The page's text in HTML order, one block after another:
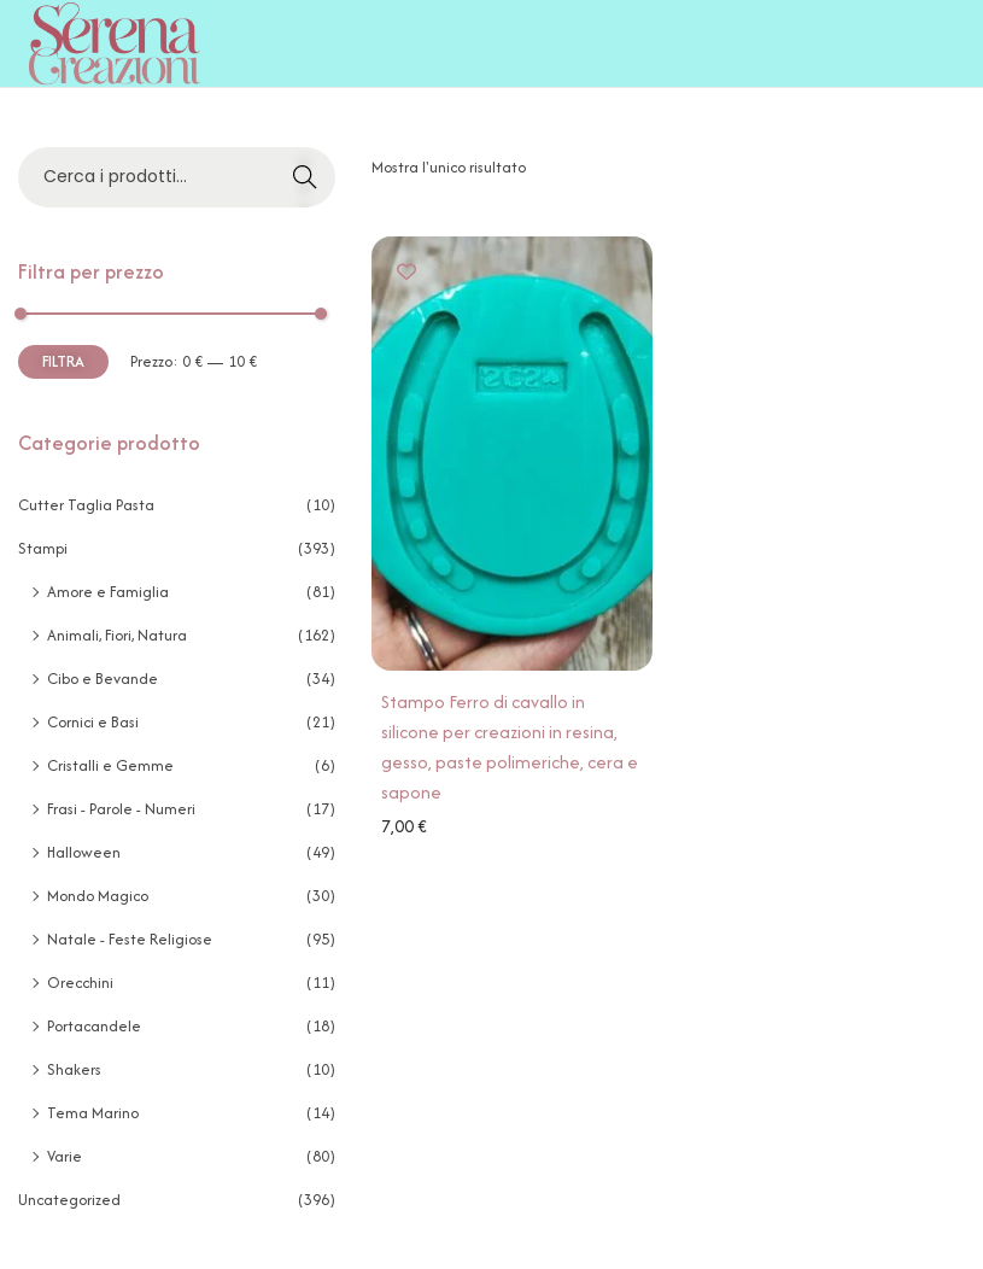
Mostra l'unico risultato
Stampo Ferro di cavallo in
silicone per creazioni in resina,
gesso, paste polimeriche, cera e
sapone
7,00€
C
E
R
Filtra per prezzo
FILTRA Prezzo: 0 € — 10 €
Categorie prodotto
Cutter Taglia Pasta
(10)
Stampi
(393)
Amore e Famiglia
(81)
Animali, Fiori, Natura
(162)
Cibo e Bevande
(34)
Cornici e Basi
(21)
Cristalli e Gemme
(6)
Frasi - Parole - Numeri
(17)
Halloween
(49)
Mondo Magico
(30)
Natale - Feste Religiose
(95)
Orecchini
(11)
Portacandele
(18)
Shakers
(10)
Tema Marino
(14)
Varie
(80)
Uncategorized
(396)